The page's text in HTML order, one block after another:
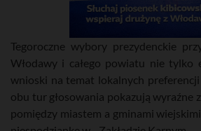
Tegoroczne wybory prezydenckie
Włodawy i całego powiatu nie tylko
wnioski na temat lokalnych
obu tur głosowania pokazują wyraźne
pomiędzy miastem a gminami